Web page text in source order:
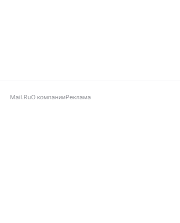
Mail.RuО компанииРеклама